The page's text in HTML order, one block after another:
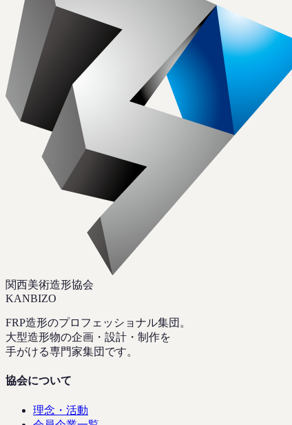
関西美術造形協会
KANBIZO
FRP造形のプロフェッショナル集団。
大型造形物の企画・設計・制作を
手がける専門家集団です。
協会について
理念・活動